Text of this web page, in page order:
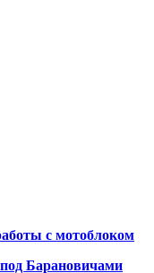
с мотоблоком
под Барановичами